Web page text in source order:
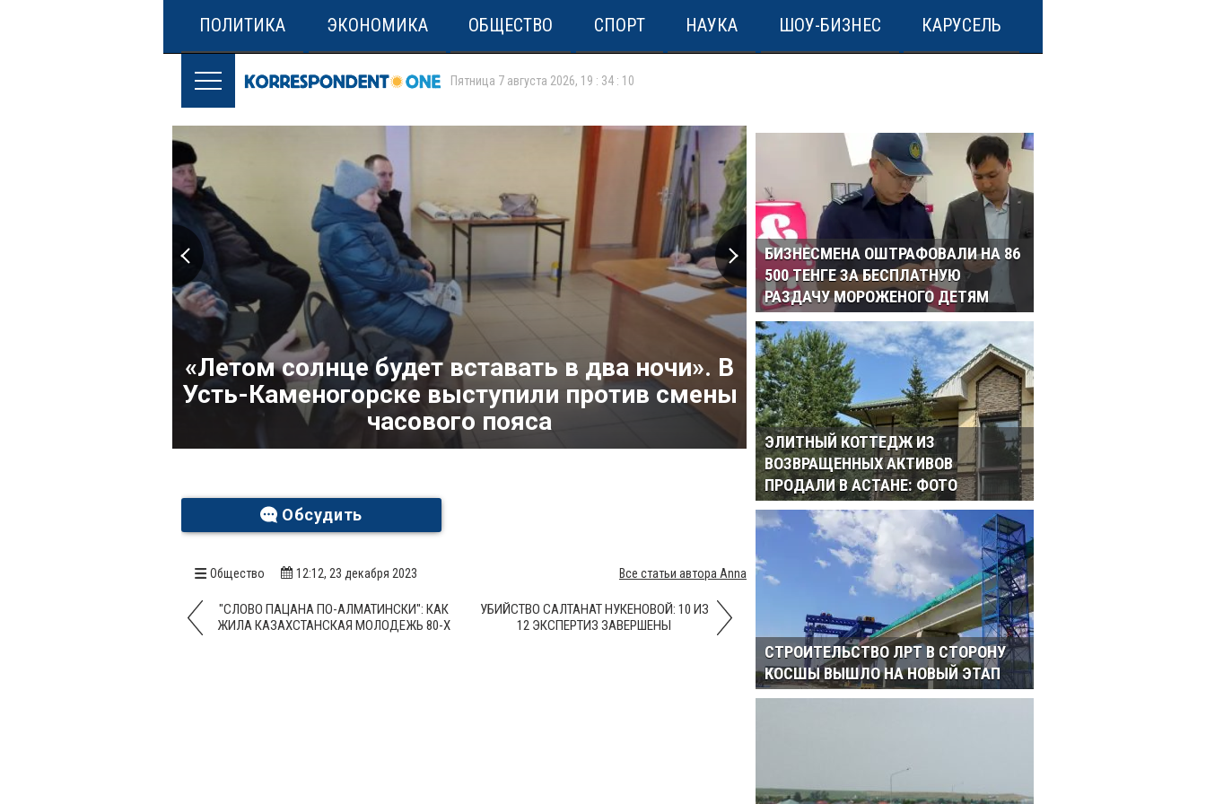
ПОЛИТИКА ЭКОНОМИКА ОБЩЕСТВО СПОРТ НАУКА ШОУ-БИЗНЕС КАРУСЕЛЬ
Пятница 7 августа 2026, 19 : 34 : 10
«Летом солнце будет вставать в два ночи». В
Усть-Каменогорске выступили против смены
часового пояса
Обсудить
Общество 12:12, 23 декабря 2023 Все статьи автора Anna
"СЛОВО ПАЦАНА ПО-АЛМАТИНСКИ": КАК
ЖИЛА КАЗАХСТАНСКАЯ МОЛОДЕЖЬ 80-Х
УБИЙСТВО САЛТАНАТ НУКЕНОВОЙ: 10 ИЗ
12 ЭКСПЕРТИЗ ЗАВЕРШЕНЫ
БИЗНЕСМЕНА ОШТРАФОВАЛИ НА 86
500 ТЕНГЕ ЗА БЕСПЛАТНУЮ
РАЗДАЧУ МОРОЖЕНОГО ДЕТЯМ
ЭЛИТНЫЙ КОТТЕДЖ ИЗ
ВОЗВРАЩЕННЫХ АКТИВОВ
ПРОДАЛИ В АСТАНЕ: ФОТО
СТРОИТЕЛЬСТВО ЛРТ В СТОРОНУ
КОСШЫ ВЫШЛО НА НОВЫЙ ЭТАП